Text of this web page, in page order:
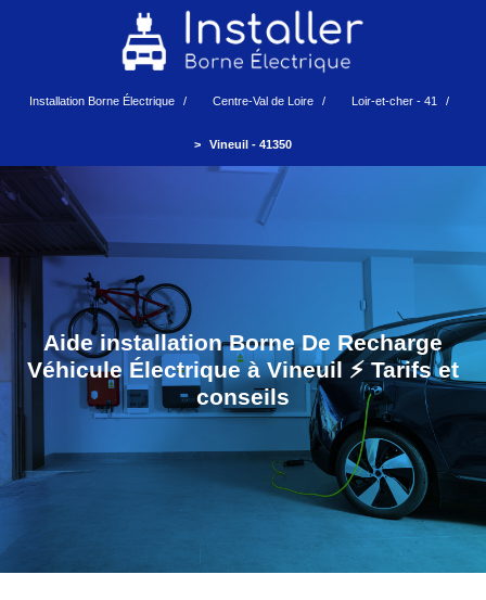
Installation Borne Électrique Centre-Val de Loire Loir-et-cher - 41
Vineuil - 41350
Aide installation Borne De Recharge
Véhicule Électrique à Vineuil ⚡️ Tarifs et
conseils